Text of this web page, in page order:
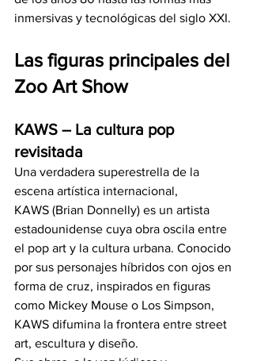
inmersivas y tecnológicas del siglo XXI.
Las figuras principales del
Zoo Art Show
KAWS – La cultura pop
revisitada
Una verdadera superestrella de la
escena artística internacional,
KAWS (Brian Donnelly) es un artista
estadounidense cuya obra oscila entre
el pop art y la cultura urbana. Conocido
por sus personajes híbridos con ojos en
forma de cruz, inspirados en figuras
como Mickey Mouse o Los Simpson,
KAWS difumina la frontera entre street
art, escultura y diseño.